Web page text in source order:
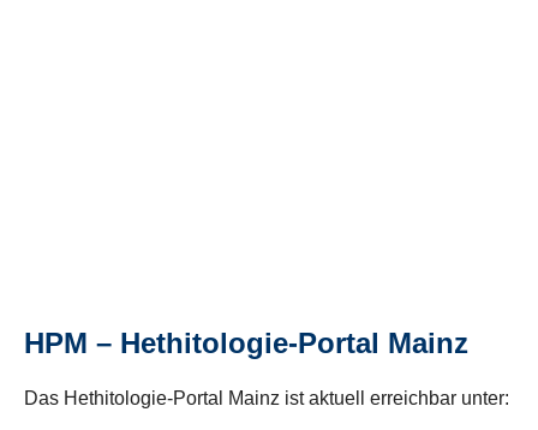
HPM – Hethitologie-Portal Mainz
Das Hethitologie-Portal Mainz ist aktuell erreichbar unter: